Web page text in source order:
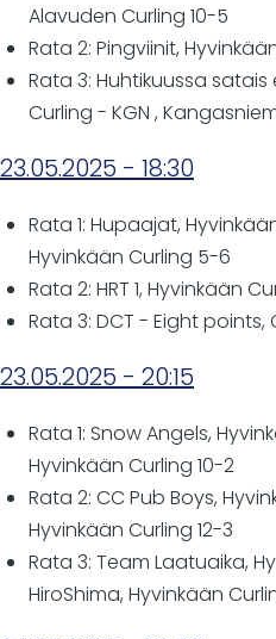
Alavuden Curling 10-5
Rata 2: Pingviinit,
Rata 3: Huhtikuussa
Curling - KGN ,
23.05.2025 - 18:30
Rata 1: Hupaajat,
Hyvinkään Curling 5-6
Rata 2: HRT 1, Hyvinkään
Rata 3: DCT - Eight points,
23.05.2025 - 20:15
Rata 1: Snow Angels,
Hyvinkään Curling 10-2
Rata 2: CC Pub Boys,
Hyvinkään Curling 12-3
Rata 3: Team Laatuaika,
HiroShima, Hyvinkään